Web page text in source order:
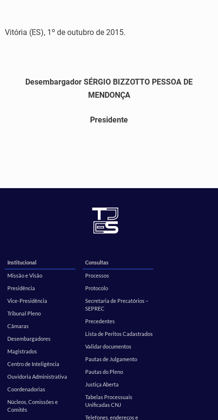
Vitória (ES), 1º de outubro de 2015.
Desembargador SÉRGIO BIZZOTTO PESSOA DE
MENDONÇA
Presidente
Institucional
Missão e Visão
Presidência
Vice-Presidência
Tribunal Pleno
Câmaras
Desembargadores
Magistrados
Centro de Inteligência
Ouvidoria Administrativa
Coordenadorias
Núcleos, Comissões e
Comitês
Consultas
Processos
Protocolo
Secretaria de Precatórios –
SEPREC
Precedentes
Lista de Peritos Cadastrados
Validar documentos
Pautas de Julgamento
Pautas do Pleno
Justiça Aberta
Tabelas Processuais
Unificadas CNJ
Telefones, endereços e